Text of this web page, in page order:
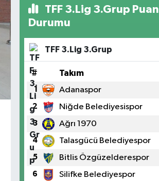
TFF 3.Lig 3.Grup Puan
Durumu
TFF 3.Lig 3.Grup
# Takım
1 Adanaspor
2 Niğde Belediyesispor
3 Ağrı 1970
4 Talasgücü Belediyespor
5 Bitlis Özgüzelderespor
6 Silifke Belediyespor